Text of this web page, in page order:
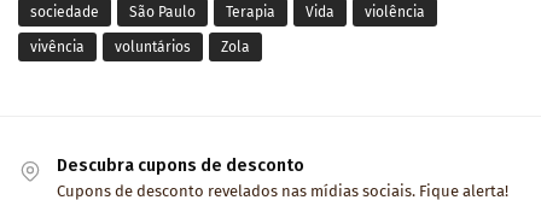
sociedade São Paulo Terapia Vida violência
vivência voluntários Zola
Descubra cupons de desconto
Cupons de desconto revelados nas mídias sociais. Fique alerta!